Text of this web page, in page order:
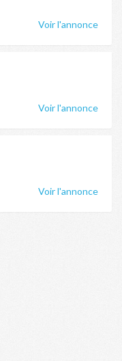
Voir l'annonce
Voir l'annonce
Voir l'annonce